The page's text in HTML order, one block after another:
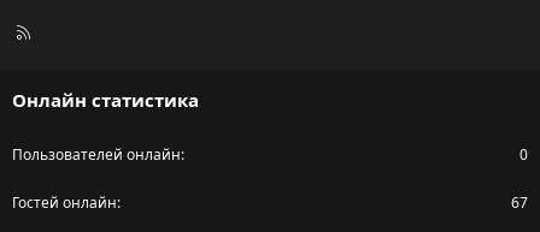
R
Онлайн статистика
Пользователей онлайн 0
Гостей онлайн 67